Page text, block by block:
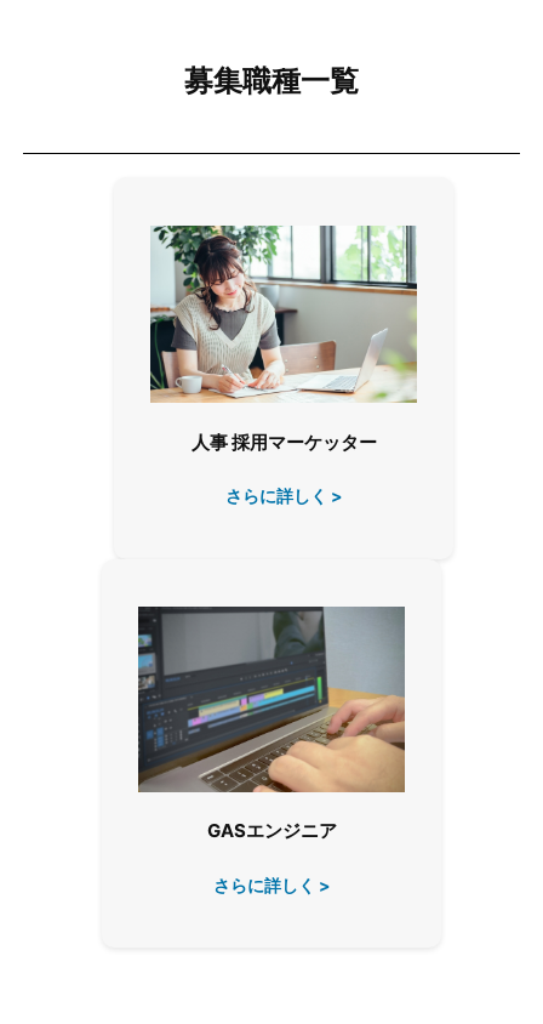
募集職種一覧
人事 採用マーケッター
さらに詳しく >
GASエンジニア
さらに詳しく >